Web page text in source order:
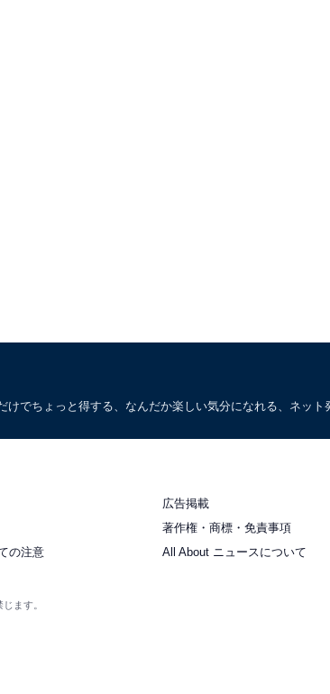
でちょっと得する、なんだか楽しい気分になれる、ネット
広告掲載
著作権・商標・免責事項
の注意
All About ニュースについて
ます。